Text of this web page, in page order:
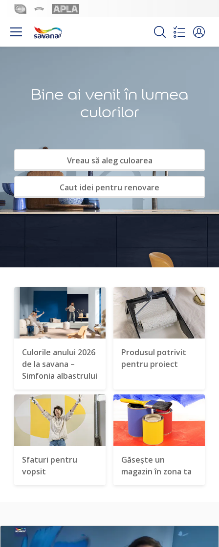
Bine ai venit în lumea
culorilor
Vreau să aleg culoarea
Caut idei pentru renovare
Culorile anului 2026
de la savana –
Simfonia albastrului
Produsul potrivit
pentru proiect
Sfaturi pentru
vopsit
Găsește un
magazin în zona ta